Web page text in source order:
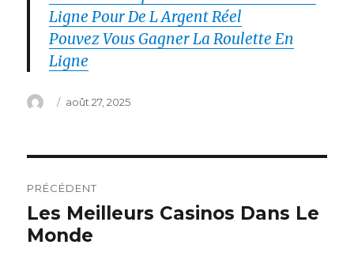
Ligne Pour De L Argent Réel
Pouvez Vous Gagner La Roulette En
Ligne
Auteur
Publié
août 27, 2025
de
l’article
PRÉCÉDENT
Article
précédent :
Les Meilleurs Casinos Dans Le
Monde